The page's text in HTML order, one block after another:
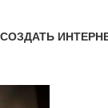
СОЗДАТЬ